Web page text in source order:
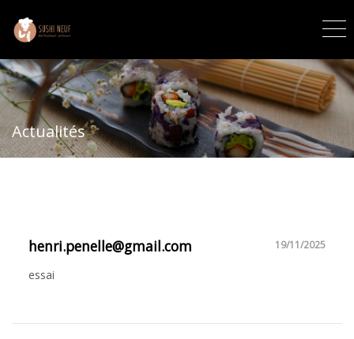
Actualités
19/11/2025
henri.penelle@gmail.com
essai